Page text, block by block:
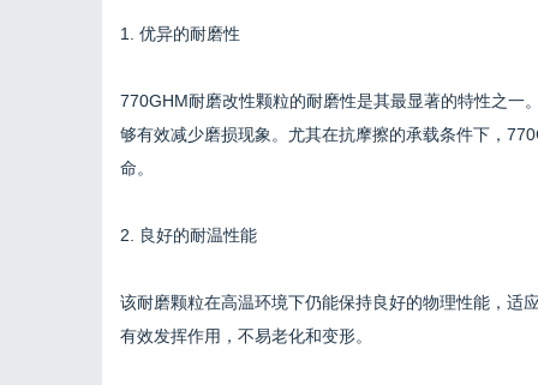
1. 优异的耐磨性
770GHM耐磨改性颗粒的耐磨性是其最显著的特性之一
够有效减少磨损现象。尤其在抗摩擦的承载条件下，
命。
2. 良好的耐温性能
该耐磨颗粒在高温环境下仍能保持良好的物理性能，适
有效发挥作用，不易老化和变形。